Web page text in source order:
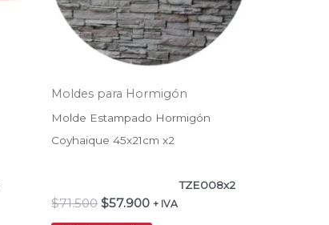
Moldes para Hormigón
Molde Estampado Hormigón
Coyhaique 45x21cm x2
TZE008x2
$71.500 $57.900 + IVA